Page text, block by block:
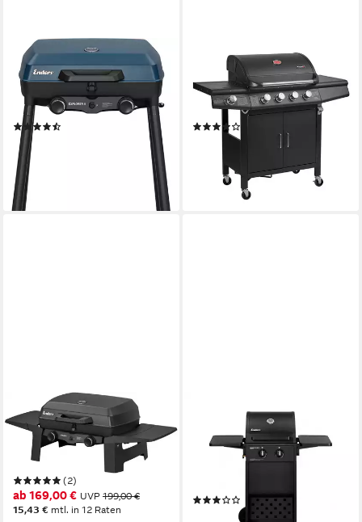
ENDERS®
Gasgrill Explorer II, 2 Brenner
für indirektes und direktes
Grillen und Backen​
ab 149,00 €
13,61 €
-17%
lieferbar - in 6-8 Werktagen bei dir
Gasgrill RED, 4+1,
Piezozündung, mit Grillspieß-
Auflage
ab 199,99 €
299,99 €
lieferbar - in 5-6 Werktagen bei dir
ENDERS®
Gasgrill Urban II, 2 getrennt
regelbare Brenner für
direktes und indirektes Grillen​
(2)
ab 169,00 € UVP 199,00 €
15,43 € mtl. in 12 Raten
Gasgrill Brooklyn Next 2,
Komplett-Set, inkl. Schlauch &
Gasdruckregler,
Grillrost, Transporträder
(1)
209,90 €